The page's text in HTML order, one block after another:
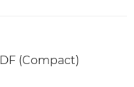
(Compact)